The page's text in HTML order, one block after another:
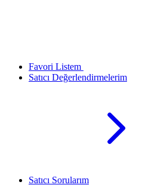
Favori Listem
Satıcı Değerlendirmelerim
Satıcı Sorularım